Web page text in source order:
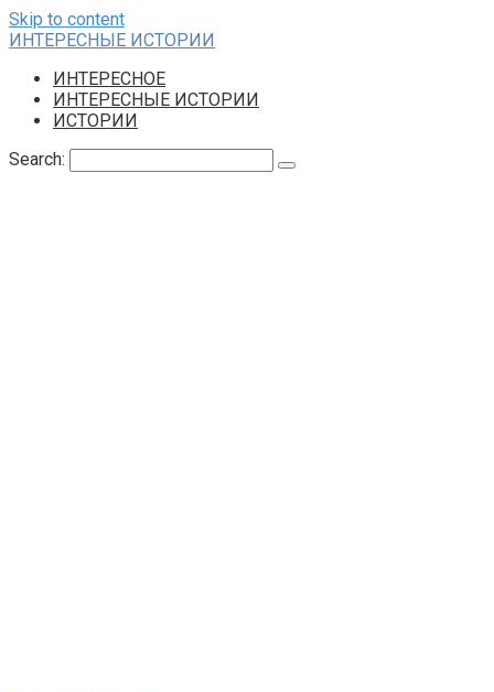
Skip to content
ИНТЕРЕСНЫЕ ИСТОРИИ
ИНТЕРЕСНОЕ
ИНТЕРЕСНЫЕ ИСТОРИИ
ИСТОРИИ
Search: